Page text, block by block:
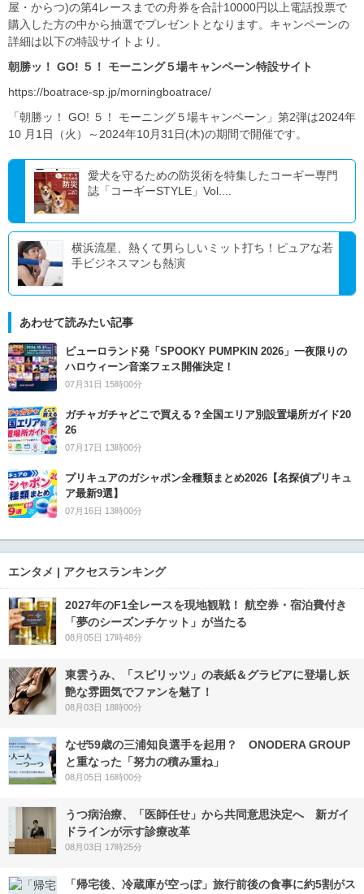
屋・からつ)の第4レースまでの舟券を合計10000円以上電話投票で
購入した方の中から抽選でプレゼントとなります。キャンペーンの
詳細は以下の特設サイトより。
朝勝ッ！ GO! ５！ モーニング５場キャンペーン特設サイト
https://boatrace-sp.jp/morningboatrace/
「朝勝ッ！ GO! ５！ モーニング５場キャンペーン」第2弾は2024年
10 月1日（火）～2024年10月31日(木)の期間で開催です。
愛犬を守るための防災術を特集したコーギー専門
誌「コーギーSTYLE」Vol....
横浜流星、熱くて男らしいミット打ち！ピュアな若
手ビジネスマンも熱演
あわせて読みたい記事
ピューロランド発「SPOOKY PUMPKIN 2026」一夜限りの
ハロウィーン音楽フェス開催決定！
07月31日 15時00分
ガチャガチャどこで買える？全国エリア別設置場所ガイド20
26
07月17日 13時00分
プリキュアのガシャポン全種類まとめ2026【名探偵プリキュ
ア最新9選】
07月16日 13時00分
エンタメ | アクセスランキング
2027年のF1全レースを現地観戦！ 航空券・宿泊費付き
「夢のシーズンチケット」が当たる
08月05日 17時48分
東雲うみ、「スピリッツ」の表紙＆グラビアに登場し妖
艶な雰囲気でファンを魅了！
08月03日 18時00分
なぜ59歳の三浦知良選手を起用？ ONODERA GROUP
と重なった「努力の積み重ね」
08月05日 16時00分
うつ病治療、「医師任せ」から共同意思決定へ 新ガイ
ドラインが示す診療改革
08月03日 17時25分
「帰宅後、冷蔵庫が空っぽ」旅行前後の食事に約5割がス